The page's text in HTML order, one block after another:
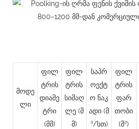
მოდე
ლი
ფილ
ტრის
დიამე
ტრი
(მმ)
ფილ
ტრის
სიმაღ
ლე (მ
მ)
საპრ
ოექტ
ო ნაკ
ადი (მ
³/სთ)
ფილ
ტრის
ფარ
თობი
(მ²)